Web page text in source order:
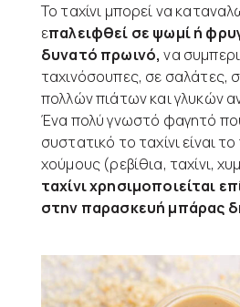
Το ταχίνι μπορεί να
επαλειφθεί σε ψωμί ή
δυνατό πρωινό, να
ταχινόσουπες, σε σαλάτες,
πολλών πιάτων και γλυκών
Ένα πολύ γνωστό φαγητό
συστατικό το ταχίνι είναι
χούμους (ρεβίθια, ταχίνι,
ταχίνι χρησιμοποιείται
στην παρασκευή μπάρας